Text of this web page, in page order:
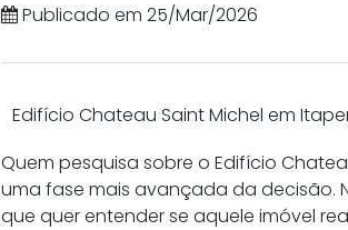
Publicado em 25/Mar/2026
Edifício Chateau Saint Michel em
Quem pesquisa sobre o Edifício
uma fase mais avançada da decisão.
que quer entender se aquele imóvel